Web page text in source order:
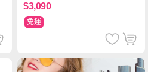
$3,090
免運